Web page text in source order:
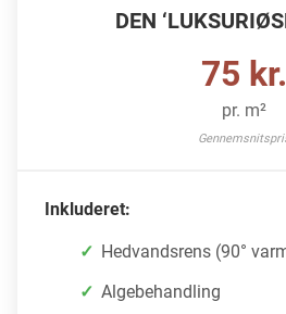
DEN
75 kr.
pr. m²
Inkluderet:
Hedvandsrens (90°
Algebehandling